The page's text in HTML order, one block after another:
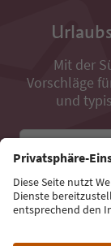
Mit der
Vorschläge
und